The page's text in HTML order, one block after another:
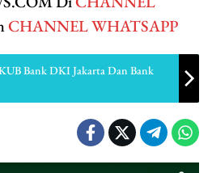
CHANNEL WHATSAPP
Bank DKI Jakarta Dan Bank